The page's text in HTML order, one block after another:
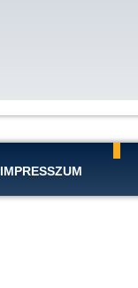
IMPRESSZUM